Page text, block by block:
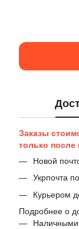
Заказы
только
Новой
Укрпочта
Курьером
Подробнее о
Наличными